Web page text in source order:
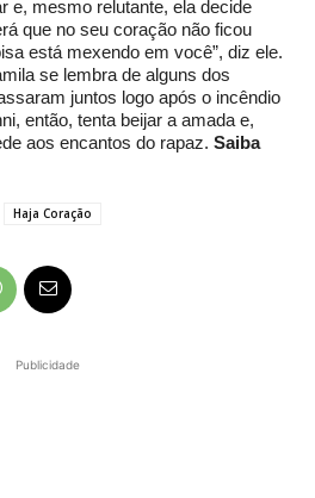
e, mesmo relutante, ela decide
que no seu coração não ficou
está mexendo em você”, diz ele.
se lembra de alguns dos
juntos logo após o incêndio
então, tenta beijar a amada e,
aos encantos do rapaz. Saiba
Haja Coração
Publicidade